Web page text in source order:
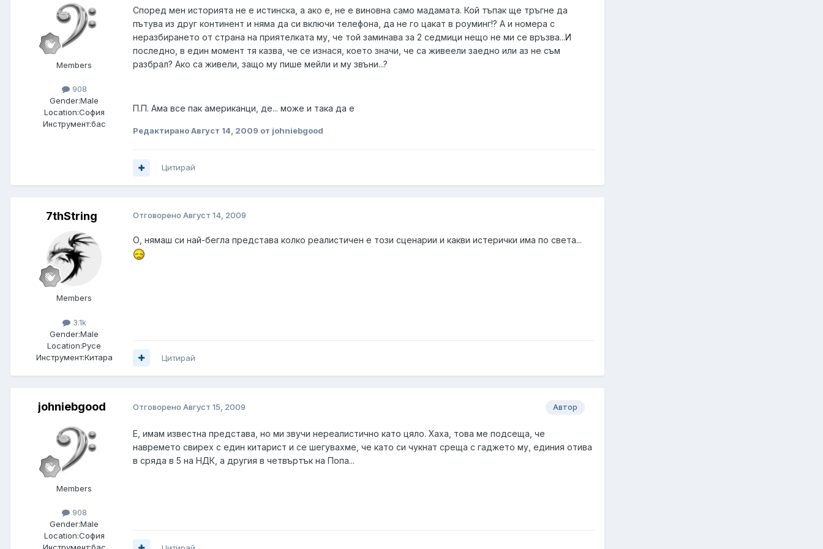
Members
908
Gender:Male
Location:София
Инструмент:бас
Според мен историята не е истинска, а ако е, не е виновна само мадамата. Кой тъпак ще тръгне да
пътува из друг континент и няма да си включи телефона, да не го цакат в роуминг!? А и номера с
неразбирането от страна на приятелката му, че той заминава за 2 седмици нещо не ми се връзва...И
последно, в един момент тя казва, че се изнася, което значи, че са живеели заедно или аз не съм
разбрал? Ако са живели, защо му пише мейли и му звъни...?
П.П. Ама все пак американци, де... може и така да е
РедактираноАвгуст 14, 2009 от johniebgood
Цитирай
7thString
Members
3.1k
Gender:Male
Location:Русе
Инструмент:Китара
Отговорено Август 14, 2009
О, нямаш си най-бегла представа колко реалистичен е този сценарии и какви истерички има по света...
Цитирай
johniebgood
Members
908
Gender:Male
Location:София
Автор
Отговорено Август 15, 2009
Е, имам известна представа, но ми звучи нереалистично като цяло. Хаха, това ме подсеща, че
навремето свирех с един китарист и се шегувахме, че като си чукнат среща с гаджето му, единия отива
в сряда в 5 на НДК, а другия в четвъртък на Попа...